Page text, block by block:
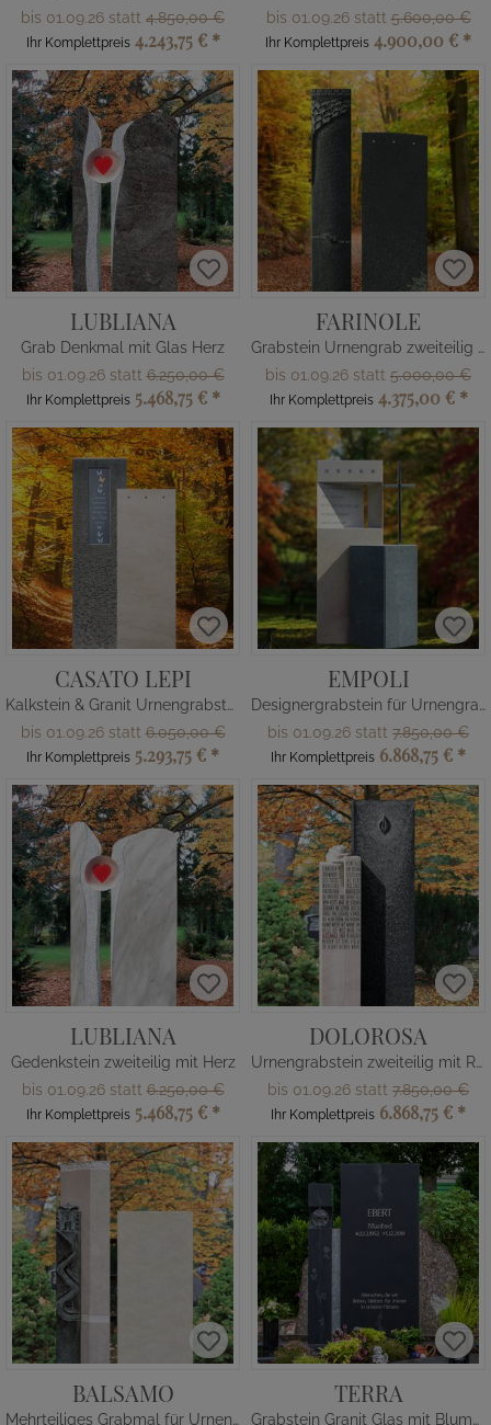
bis 01.09.26 statt 4.850,00 €
Ihr Komplettpreis 4.243,75 € *
bis 01.09.26 statt5.600,00 €
Ihr Komplettpreis 4.900,00 € *
LUBLIANA
Grab Denkmal mit Glas Herz
bis 01.09.26 statt6.250,00 €
Ihr Komplettpreis 5.468,75 € *
FARINOLE
Grabstein Urnengrab zweiteilig Granit
bis 01.09.26 statt 5.000,00 €
Ihr Komplettpreis 4.375,00 € *
CASATO LEPI
Kalkstein & Granit Urnengrabstein mit Bronze Tafel
bis 01.09.26 statt6.050,00 €
Ihr Komplettpreis 5.293,75 € *
EMPOLI
Designergrabstein für Urnengrab mit Kreuz
bis 01.09.26 statt 7.850,00 €
Ihr Komplettpreis 6.868,75 € *
LUBLIANA
Gedenkstein zweiteilig mit Herz
bis 01.09.26 statt6.250,00 €
Ihr Komplettpreis 5.468,75 € *
DOLOROSA
Urnengrabstein zweiteilig mit Rosen Blüte
bis 01.09.26 statt 7.850,00 €
Ihr Komplettpreis 6.868,75 € *
BALSAMO
Mehrteiliges Grabmal für Urnengrab
TERRA
Grabstein Granit Glas mit Blumen